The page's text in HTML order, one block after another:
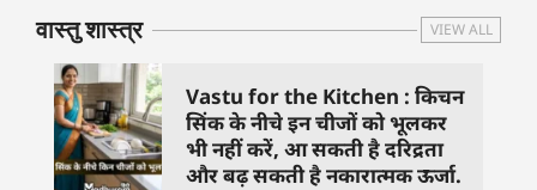
वास्तु शास्त्र VIEW ALL
Vastu for the Kitchen : किचन
सिंक के नीचे इन चीजों को भूलकर
भी नहीं करें, आ सकती है दरिद्रता
और बढ़ सकती है नकारात्मक ऊर्जा.